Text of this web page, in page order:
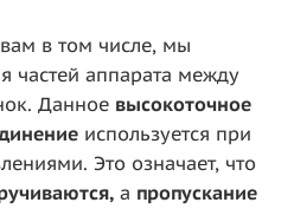
в том числе, мы
частей аппарата между
Данное высокоточное
используется при
Это означает, что
а пропускание